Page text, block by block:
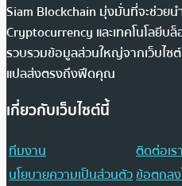
Siam Blockchain มุ่งมั่นที่จะช่วยน
Cryptocurrency และเทคโนโลยีบ
รวบรวมข้อมูลส่วนใหญ่จากเว็บไซต์
แปลส่งตรงถึงฟีดคุณ
เกี่ยวกับเว็บไซต์นี้
ทีมงาน
ติดต่อเร
นโยบายความเป็นส่วนตัวข้อตกลง